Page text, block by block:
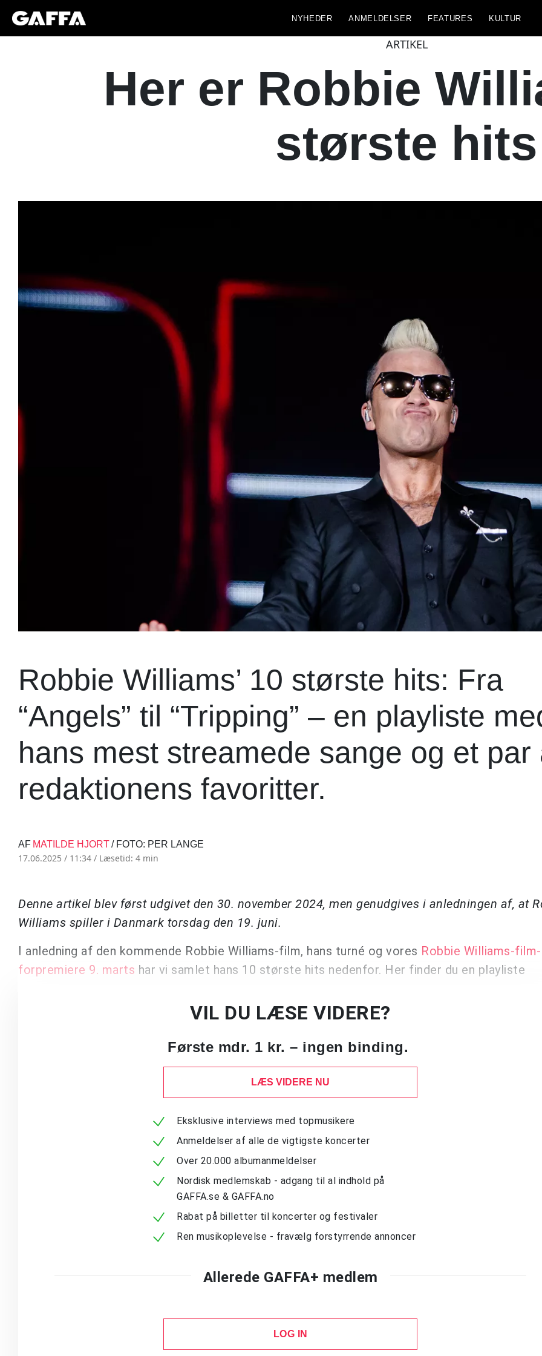
NYHEDER ANMELDELSER FEATURES KULTUR
ARTIKEL
Her er Robbie
største hits
Robbie Williams’ 10 største hits: Fra
“Angels” til “Tripping” – en playliste
hans mest streamede sange og et par
redaktionens favoritter.
AF MATILDE HJORT/ FOTO: PER LANGE
17.06.2025 / 11:34 / Læsetid: 4 min
Denne artikel blev først udgivet den 30. november 2024, men genudgives i anledningen af, at
Williams spiller i Danmark torsdag den 19. juni.
I anledning af den kommende Robbie Williams-film, hans turné og vores Robbie Williams-film-
forpremiere 9. marts har vi samlet hans 10 største hits nedenfor. Her finder du en playliste
VIL DU LÆSE VIDERE?
Første mdr. 1 kr. – ingen binding.
LÆS VIDERE NU
Eksklusive interviews med topmusikere
Anmeldelser af alle de vigtigste koncerter
Over 20.000 albumanmeldelser
Nordisk medlemskab - adgang til al indhold på
GAFFA.se & GAFFA.no
Rabat på billetter til koncerter og festivaler
Ren musikoplevelse - fravælg forstyrrende annoncer
Allerede GAFFA+ medlem
LOG IN